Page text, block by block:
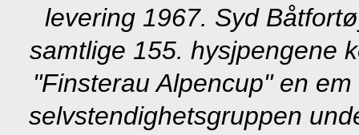
levering 1967. Syd
samtlige 155. hysjpengene
"Finsterau Alpencup" en
selvstendighetsgruppen